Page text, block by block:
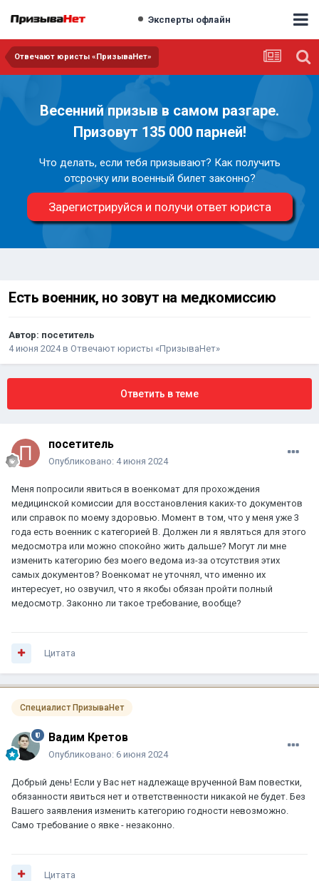
Эксперты офлайн
Отвечают юристы «ПризываНет»
Весенний призыв в самом разгаре.
Призовут 135 000 парней!
Что делать, если тебя призывают? Как получить
отсрочку или военный билет законно?
Зарегистрируйся и получи ответ юриста
Есть военник, но зовут на медкомиссию
Автор: посетитель
4 июня 2024в Отвечают юристы «ПризываНет»
Ответить в теме
посетитель
Опубликовано: 4 июня 2024
Меня попросили явиться в военкомат для прохождения
медицинской комиссии для восстановления каких-то документов
или справок по моему здоровью. Момент в том, что у меня уже 3
года есть военник с категорией В. Должен ли я являться для этого
медосмотра или можно спокойно жить дальше? Могут ли мне
изменить категорию без моего ведома из-за отсутствия этих
самых документов? Военкомат не уточнял, что именно их
интересует, но озвучил, что я якобы обязан пройти полный
медосмотр. Законно ли такое требование, вообще?
Цитата
Специалист ПризываНет
Вадим Кретов
Опубликовано: 6 июня 2024
Добрый день! Если у Вас нет надлежаще врученной Вам повестки,
обязанности явиться нет и ответственности никакой не будет. Без
Вашего заявления изменить категорию годности невозможно.
Само требование о явке - незаконно.
Цитата